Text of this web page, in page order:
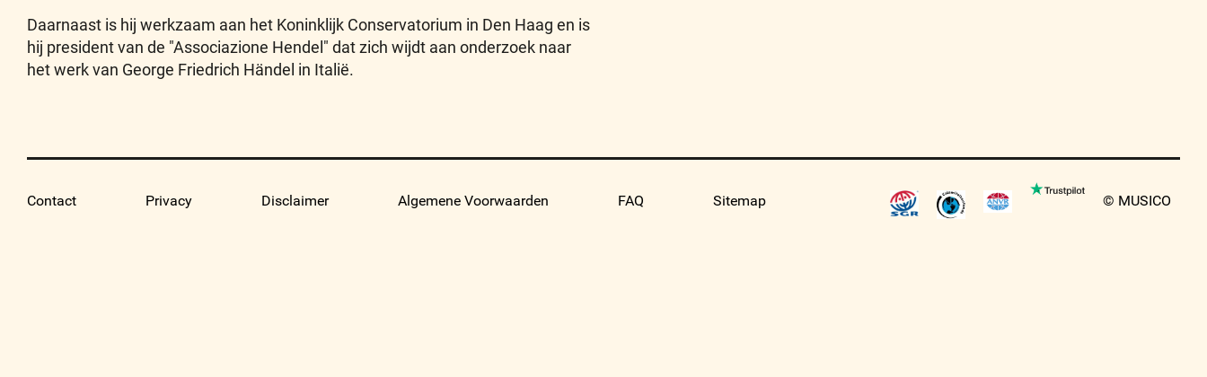
Daarnaast is hij werkzaam aan het Koninklijk Conservatorium in Den Haag en is
hij president van de "Associazione Hendel" dat zich wijdt aan onderzoek naar
het werk van George Friedrich Händel in Italië.
Contact Privacy Disclaimer Algemene Voorwaarden FAQ Sitemap © MUSICO